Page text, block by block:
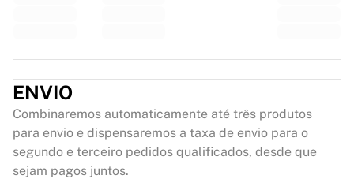
ENVIO
Combinaremos automaticamente até três produtos
para envio e dispensaremos a taxa de envio para o
segundo e terceiro pedidos qualificados, desde que
sejam pagos juntos.